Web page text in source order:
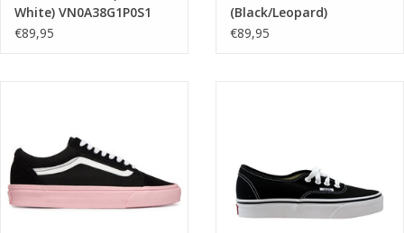
White) VN0A38G1P0S1
€89,95
(Black/Leopard)
VN000E8WYY61
€89,95